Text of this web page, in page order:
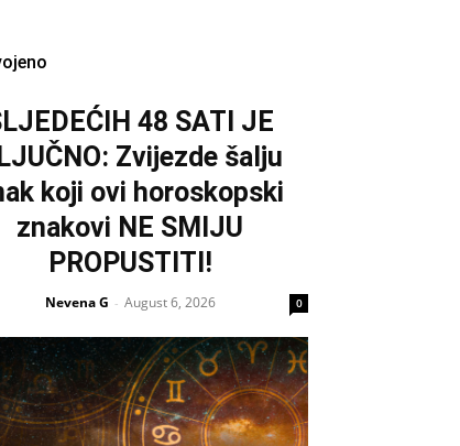
48 SATI JE
Zvijezde šalju
koji ovi horoskopski
znakovi NE SMIJU
PROPUSTITI!
Nevena G - August 6, 2026 0